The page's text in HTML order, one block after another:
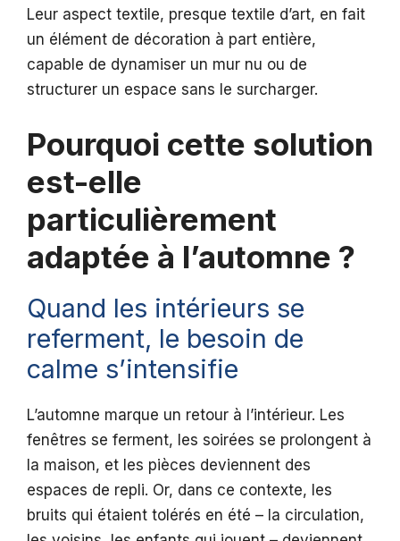
Leur aspect textile, presque textile d’art, en fait
un élément de décoration à part entière,
capable de dynamiser un mur nu ou de
structurer un espace sans le surcharger.
Pourquoi cette solution
est-elle
particulièrement
adaptée à l’automne ?
Quand les intérieurs se
referment, le besoin de
calme s’intensifie
L’automne marque un retour à l’intérieur. Les
fenêtres se ferment, les soirées se prolongent à
la maison, et les pièces deviennent des
espaces de repli. Or, dans ce contexte, les
bruits qui étaient tolérés en été – la circulation,